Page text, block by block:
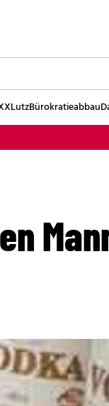
Bürokratieabbau